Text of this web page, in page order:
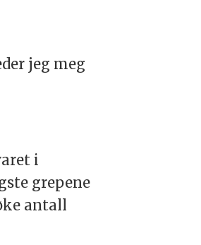
jeg meg
i
grepene
antall